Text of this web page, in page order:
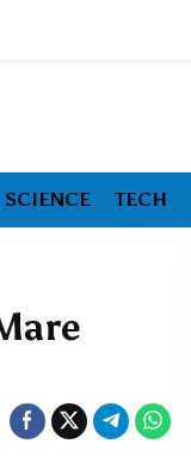
SCIENCE TECH
Utara Tumbuh